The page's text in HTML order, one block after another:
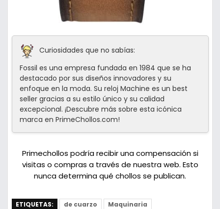
Curiosidades que no sabías:
Fossil es una empresa fundada en 1984 que se ha
destacado por sus diseños innovadores y su
enfoque en la moda. Su reloj Machine es un best
seller gracias a su estilo único y su calidad
excepcional. ¡Descubre más sobre esta icónica
marca en PrimeChollos.com!
Primechollos podría recibir una compensación si
visitas o compras a través de nuestra web. Esto
nunca determina qué chollos se publican.
ETIQUETAS: de cuarzo Maquinaria